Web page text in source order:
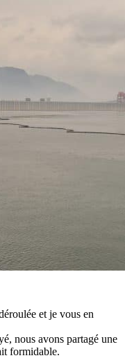
et je vous en
nous avons partagé une
formidable.